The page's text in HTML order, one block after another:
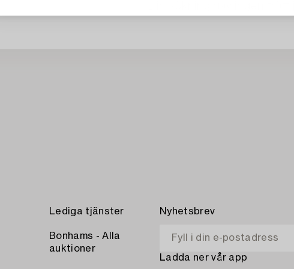
Lediga tjänster
Bonhams - Alla
auktioner
Nyhetsbrev
Ladda ner vår app